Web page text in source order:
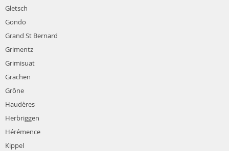
Gletsch
Gondo
Grand St Bernard
Grimentz
Grimisuat
Grächen
Grône
Haudères
Herbriggen
Hérémence
Kippel